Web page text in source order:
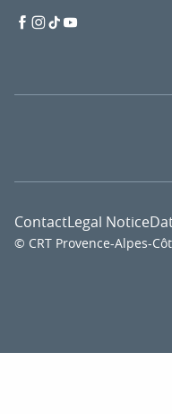
© CRT Provence-Alpes-
ContactLegal Notice